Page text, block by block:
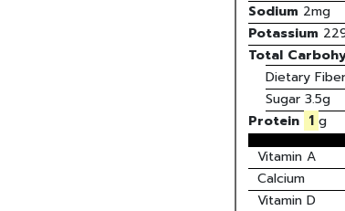
Sodium 2mg
Potassium
Total
Dietary Fiber
Sugar 3.5g
Protein 1 g
Vitamin A
Calcium
Vitamin D